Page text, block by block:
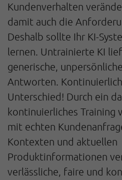
Kundenverhalten
damit auch die
Deshalb sollte Ihr KI-
lernen. Untrainierte KI
generische,
Antworten.
Unterschied! Durch ein
kontinuierliches Training
mit echten
Kontexten und aktuellen
Produktinformationen
verlässliche, faire und